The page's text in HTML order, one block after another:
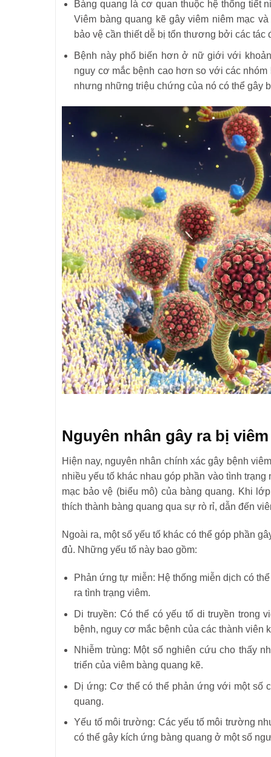
Bàng quang là cơ quan thuộc hệ thống
Viêm bàng quang kẽ gây viêm niêm mạc
bảo vệ cần thiết dễ bị tổn thương bởi các
Bệnh này phổ biến hơn ở nữ giới với
nguy cơ mắc bệnh cao hơn so với các
nhưng những triệu chứng của nó có thể gây
Nguyên nhân gây ra bị
Hiện nay, nguyên nhân chính xác gây bệnh
nhiều yếu tố khác nhau góp phần vào tình
mạc bảo vệ (biểu mô) của bàng quang. Khi
thích thành bàng quang qua sự rò rỉ, dẫn đến
Ngoài ra, một số yếu tố khác có thể góp phần
đủ. Những yếu tố này bao gồm:
Phản ứng tự miễn: Hệ thống miễn dịch có
ra tình trạng viêm.
Di truyền: Có thể có yếu tố di truyền trong
bệnh, nguy cơ mắc bệnh của các thành viên
Nhiễm trùng: Một số nghiên cứu cho thấy
triển của viêm bàng quang kẽ.
Dị ứng: Cơ thể có thể phản ứng với một số
quang.
Yếu tố môi trường: Các yếu tố môi trường
có thể gây kích ứng bàng quang ở một số